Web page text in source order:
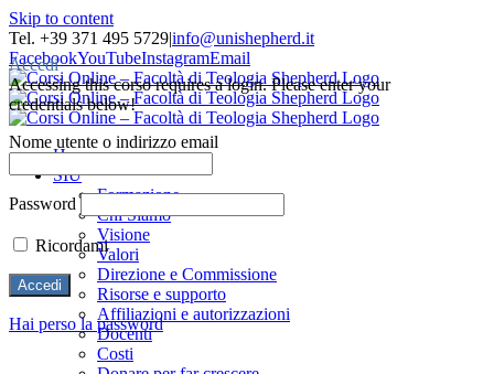
Skip to content
Tel. +39 371 495 5729|info@unishepherd.it
FacebookYouTubeInstagramEmail
Home
SIU
Formazione
Chi Siamo
Visione
Valori
Direzione e Commissione
Risorse e supporto
Affiliazioni e autorizzazioni
Docenti
Costi
Accedi
Accessing this corso requires a login. Please enter your
credentials below!
Nome utente o indirizzo email
Password
Ricordami
Hai perso la password